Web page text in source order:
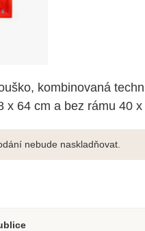
kombinovaná
x 64 cm a bez rámu 40 x
nebude naskladňovat.